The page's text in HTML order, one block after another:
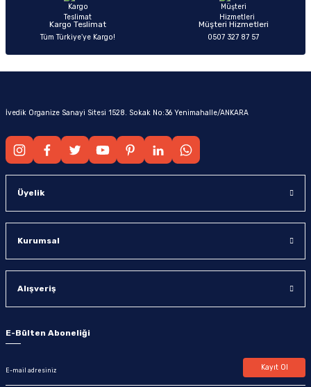
Kargo Teslimat
Tüm Türkiye’ye Kargo!
Müşteri Hizmetleri
0507 327 87 57
İvedik Organize Sanayi Sitesi 1528. Sokak No:36 Yenimahalle/ANKARA
Üyelik
Kurumsal
Alışveriş
E-Bülten Aboneliği
Kayıt Ol